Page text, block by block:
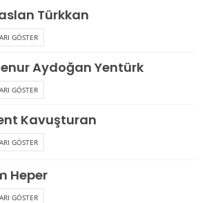
Türkkan
GÖSTER
Aydoğan Yentürk
GÖSTER
Kavuşturan
GÖSTER
Heper
GÖSTER